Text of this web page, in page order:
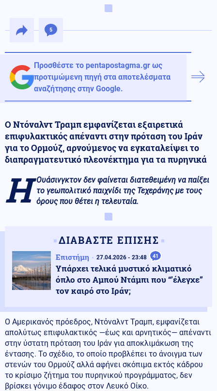
5
Προσθέστε το pentapostagma.gr ως
προτιμώμενη πηγή στα αποτελέσματα
αναζήτησης στην Google.
Ο Ντόναλντ Τραμπ εμφανίζεται εξαιρετικά
επιφυλακτικός απέναντι στην πρόταση του Ιράν
για το Ορμούζ, αρνούμενος να εγκαταλείψει το
διαπραγματευτικό πλεονέκτημα για τα πυρηνικά
Η Ουάσινγκτον δεν φαίνεται διατεθειμένη να παίξει
το γεωπολιτικό παιχνίδι της Τεχεράνης με τους
όρους που θέτει η τελευταία.
ΔΙΑΒΑΣΤΕ ΕΠΙΣΗΣ
Επιστήμη 27.04.2026 - 23:48 41
Υπάρχει τελικά μυστικό κλιματικό
όπλο στο Αμπού Ντάμπι που “’έλεγχε”
τον καιρό στο Ιράν;
Ο Αμερικανός πρόεδρος, Ντόναλντ Τραμπ, εμφανίζεται
απολύτως επιφυλακτικός —έως και αρνητικός— απέναντι
στην ύστατη πρόταση του Ιράν για αποκλιμάκωση της
έντασης. Το σχέδιο, το οποίο προβλέπει το άνοιγμα των
στενών του Ορμούζ αλλά αφήνει σκόπιμα εκτός κάδρου
το κρίσιμο ζήτημα του πυρηνικού προγράμματος, δεν
βρίσκει γόνιμο έδαφος στον Λευκό Οίκο.